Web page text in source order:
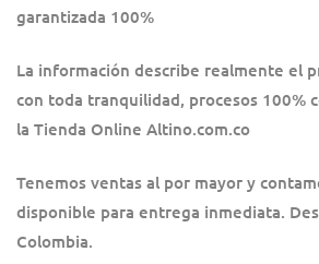
garantizada 100%
La información describe realmente el
con toda tranquilidad, procesos 100%
la Tienda Online Altino.com.co
Tenemos ventas al por mayor y
disponible para entrega inmediata.
Colombia.